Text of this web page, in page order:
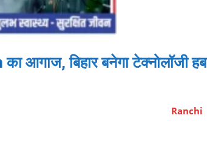
आगाज, बिहार बनेगा टेक्नोलॉजी हब
Ranchi